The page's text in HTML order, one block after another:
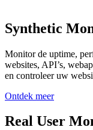
Synthetic
Monitor de uptime,
websites, API’s,
en controleer uw
Ontdek meer
Real User